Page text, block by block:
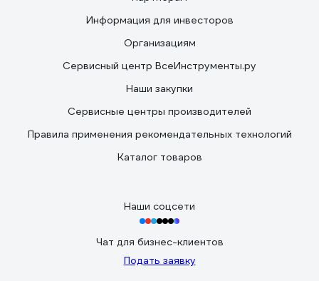
Информация для инвесторов
Организациям
Сервисный центр ВсеИнструменты.ру
Наши закупки
Сервисные центры производителей
Правила применения рекомендательных технологий
Каталог товаров
Наши соцсети
Чат для бизнес-клиентов
Подать заявку